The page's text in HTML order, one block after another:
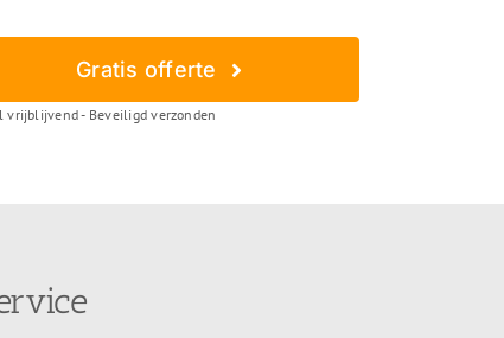
Gratis offerte
vrijblijvend - Beveiligd verzonden